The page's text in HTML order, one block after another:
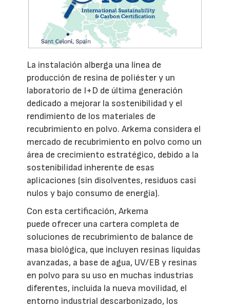
La instalación alberga una línea de
producción de resina de poliéster y un
laboratorio de I+D de última generación
dedicado a mejorar la sostenibilidad y el
rendimiento de los materiales de
recubrimiento en polvo. Arkema considera el
mercado de recubrimiento en polvo como un
área de crecimiento estratégico, debido a la
sostenibilidad inherente de esas
aplicaciones (sin disolventes, residuos casi
nulos y bajo consumo de energía).
Con esta certificación, Arkema
puede ofrecer una cartera completa de
soluciones de recubrimiento de balance de
masa biológica, que incluyen resinas líquidas
avanzadas, a base de agua, UV/EB y resinas
en polvo para su uso en muchas industrias
diferentes, incluida la nueva movilidad, el
entorno industrial descarbonizado, los